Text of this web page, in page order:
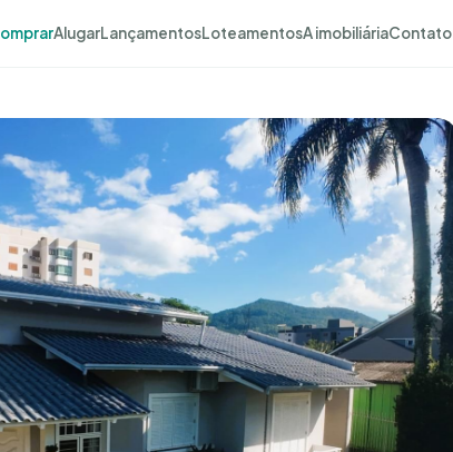
AlugarLançamentosLoteamentosA imobiliáriaContato